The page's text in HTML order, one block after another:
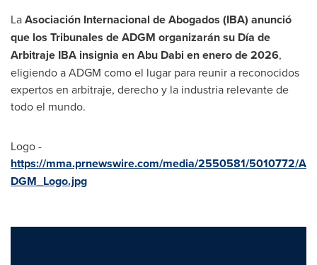
LaAsociación Internacional de Abogados (IBA) anunció
que los Tribunales de ADGM organizarán su Día de
Arbitraje IBA insignia enAbu Dabi en enero de 2026,
eligiendo a ADGM como el lugar para reunir a reconocidos
expertos en arbitraje, derecho y la industria relevante de
todo el mundo.
Logo -
https://mma.prnewswire.com/media/2550581/5010772/A
DGM_Logo.jpg